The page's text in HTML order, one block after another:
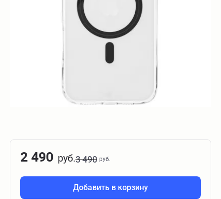
2 490 руб.3 490 руб.
Добавить в корзину